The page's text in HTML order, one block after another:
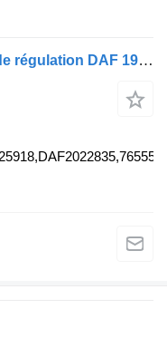
Boîtier de direction TRW Vanne de régulation DAF 1903783 pour camion TRW